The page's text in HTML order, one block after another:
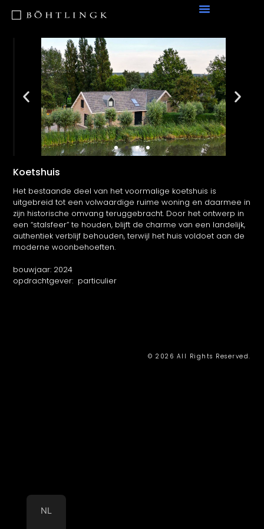
Koetshuis
Het bestaande deel van het voormalige koetshuis is
uitgebreid tot een volwaardige ruime woning en daarmee in
zijn historische omvang teruggebracht. Door het ontwerp in
een “stalsfeer” te houden, blijft de charme van een landelijk,
authentiek verblijf behouden, terwijl het huis voldoet aan de
moderne woonbehoeften.
bouwjaar: 2024
opdrachtgever: particulier
© 2026 All Rights Reserved.
NL